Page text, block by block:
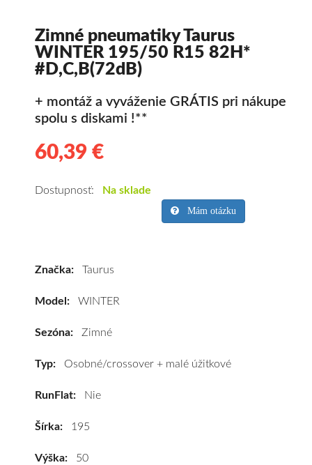
Zimné pneumatiky Taurus
WINTER 195/50 R15 82H*
#D,C,B(72dB)
+ montáž a vyváženie GRÁTIS pri nákupe
spolu s diskami !**
60,39 €
pneumatiky
WINTER
82H*
kúpite
Dostupnosť: Na sklade
Mám otázku
Značka: Taurus
Model: WINTER
Sezóna: Zimné
Typ: Osobné/crossover + malé úžitkové
RunFlat: Nie
Šírka: 195
Výška: 50